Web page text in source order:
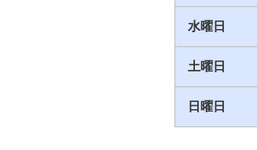
水曜日
土曜日
日曜日